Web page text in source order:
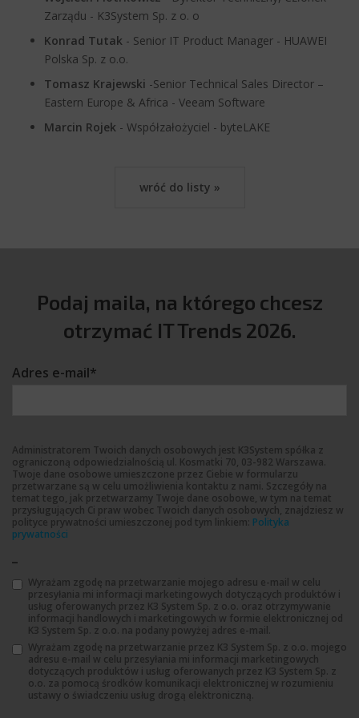
Zarządu - K3System Sp. z o. o
Konrad Tutak - Senior IT Product Manager - HUAWEI
Polska Sp. z o.o.
Tomasz Krajewski -Senior Technical Sales Director –
Eastern Europe & Africa - Veeam Software
Marcin Rojek - Współzałożyciel - byteLAKE
wróć do listy »
Podaj maila, na którego chcesz
otrzymać IT Trends 2026.
Adres e-mail*
Administratorem Twoich danych osobowych jest K3System spółka z
ograniczoną odpowiedzialnością ul. Kosmatki 70, 03-982 Warszawa.
Twoje dane osobowe umieszczone przez Ciebie w formularzu
przetwarzane są w celu umożliwienia kontaktu z nami. Szczegóły na
temat tego, jak przetwarzamy Twoje dane osobowe, w tym na temat
przysługujących Ci praw wobec Twoich danych osobowych, znajdziesz w
polityce prywatności umieszczonej pod tym linkiem: Polityka
prywatności
Wyrażam zgodę na przetwarzanie mojego adresu e-mail w celu
przesyłania mi informacji marketingowych dotyczących produktów i
usług oferowanych przez K3 System Sp. z o.o. oraz otrzymywanie
informacji handlowych i marketingowych w formie elektronicznej od
K3 System Sp. z o.o. na podany powyżej adres e-mail.
Wyrażam zgodę na przetwarzanie przez K3 System Sp. z o.o. mojego
adresu e-mail w celu przesyłania mi informacji marketingowych
dotyczących produktów i usług oferowanych przez K3 System Sp. z
o.o. za pomocą środków komunikacji elektronicznej w rozumieniu
ustawy o świadczeniu usług drogą elektroniczną.